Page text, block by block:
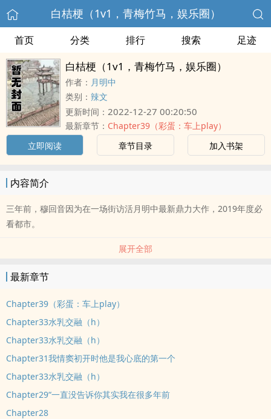
白桔梗（1v1，青梅竹马，娱乐圈）
首页 分类 排行 搜索 足迹
白桔梗（1v1，青梅竹马，娱乐圈）
作者： 月明中
类别： 辣文
更新时间： 2022-12-27 00:20:50
最新章节： Chapter39（彩蛋：车上play）
立即阅读
章节目录 加入书架
内容简介
三年前，穆回音因为在一场街访活月明中最新鼎力大作，2019年度必
看都市。
展开全部
最新章节
Chapter39（彩蛋：车上play）
Chapter33水乳交融（h）
Chapter33水乳交融（h）
Chapter31我情窦初开时他是我心底的第一个
Chapter33水乳交融（h）
Chapter29“一直没告诉你其实我在很多年前
Chapter28